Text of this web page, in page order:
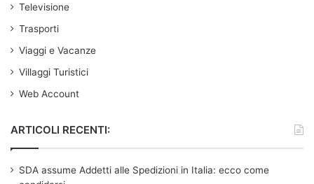
Televisione
Trasporti
Viaggi e Vacanze
Villaggi Turistici
Web Account
ARTICOLI RECENTI:
SDA assume Addetti alle Spedizioni in Italia: ecco come